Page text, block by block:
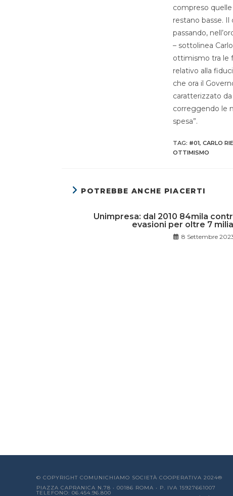
compreso
restano basse.
passando,
– sottolinea
ottimismo tra le
relativo alla
che ora il
caratterizzato
correggendo le
spesa”.
TAG: #01, CARLO
OTTIMISMO
POTREBBE ANCHE PIACERTI
Unimpresa: dal 2010 84mila
evasioni per oltre 7
8 Settembre
© COPYRIGHT COMUNICHIAMO SOCIETÀ COOPERATIVA 2024®
PIAZZA CAPRANICA N.78 • 00186 ROMA • P. IVA 15927661007
TELEFONO: 06.454.96.800